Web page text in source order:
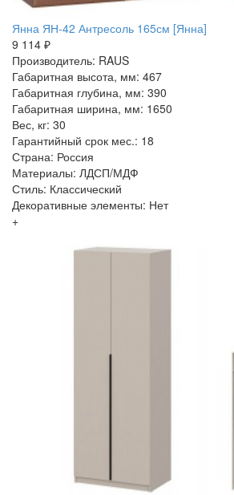
Янна ЯН-42 Антресоль 165см [Янна]
9 114 ₽
Производитель: RAUS
Габаритная высота, мм: 467
Габаритная глубина, мм: 390
Габаритная ширина, мм: 1650
Вес, кг: 30
Гарантийный срок мес.: 18
Страна: Россия
Материалы: ЛДСП/МДФ
Стиль: Классический
Декоративные элементы: Нет
+